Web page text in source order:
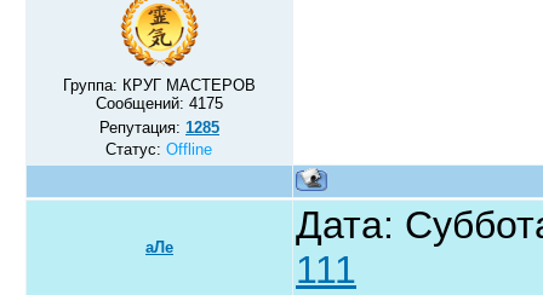
Группа: КРУГ МАСТЕРОВ
Сообщений: 4175
Репутация: 1285
Статус:Offline
аЛе
Дата:
111